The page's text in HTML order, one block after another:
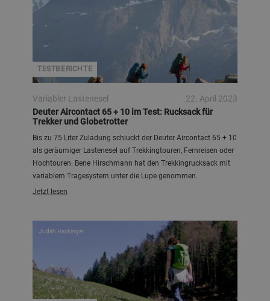
TESTBERICHTE
Variabler Lastenesel
22. April 2023
Deuter Aircontact 65 + 10 im Test: Rucksack für
Trekker und Globetrotter
Bis zu 75 Liter Zuladung schluckt der Deuter Aircontact 65 + 10
als geräumiger Lastenesel auf Trekkingtouren, Fernreisen oder
Hochtouren. Bene Hirschmann hat den Trekkingrucksack mit
variablem Tragesystem unter die Lupe genommen.
Jetzt lesen
Judith Hackinger